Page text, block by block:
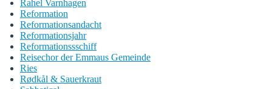
Rahel Varnhagen
Reformation
Reformationsandacht
Reformationsjahr
Reformationssschiff
Reisechor der Emmaus Gemeinde
Ries
Rødkål & Sauerkraut